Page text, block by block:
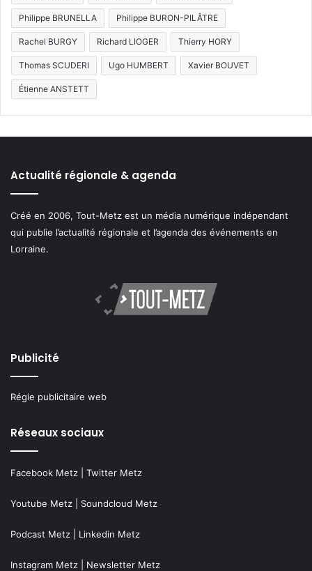
Philippe BRUNELLA Philippe BURON-PILÂTRE
Rachel BURGY Richard LIOGER Thierry HORY
Thomas SCUDERI Ugo HUMBERT Xavier BOUVET
Étienne ANSTETT
Actualité régionale & agenda
Créé en 2006, Tout-Metz est un média numérique indépendant
qui publie l’actualité régionale et l’agenda des événements en
Lorraine.
Publicité
Régie publicitaire web
Réseaux sociaux
Facebook Metz Twitter Metz
Youtube Metz Soundcloud Metz
Podcast Metz Linkedin Metz
Instagram Metz Newsletter Metz